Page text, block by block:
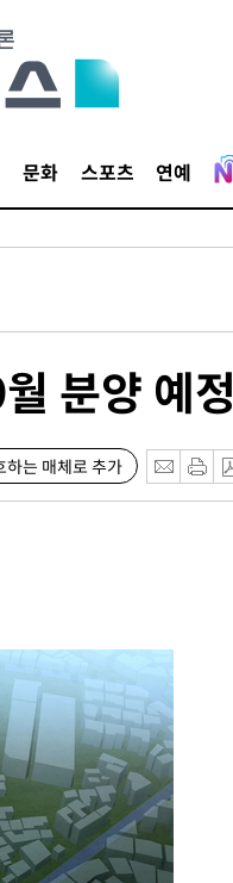
문화 스포츠 연예
분양 예정
하는 매체로 추가